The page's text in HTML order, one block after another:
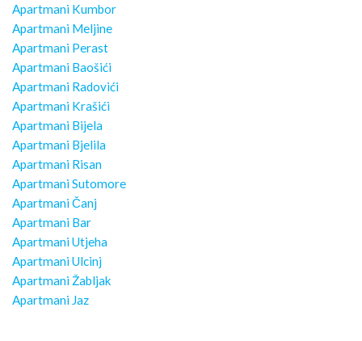
Apartmani Kumbor
Apartmani Meljine
Apartmani Perast
Apartmani Baošići
Apartmani Radovići
Apartmani Krašići
Apartmani Bijela
Apartmani Bjelila
Apartmani Risan
Apartmani Sutomore
Apartmani Čanj
Apartmani Bar
Apartmani Utjeha
Apartmani Ulcinj
Apartmani Žabljak
Apartmani Jaz